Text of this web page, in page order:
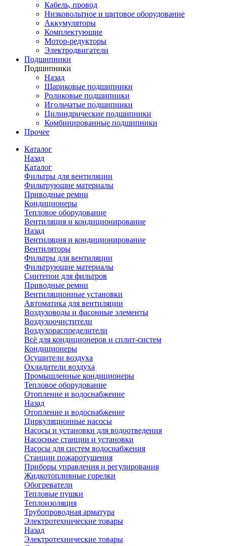
Кабель, провод
Низковольтное и щитовое оборудование
Аккумуляторы
Комплектующие
Мотор-редукторы
Электродвигатели
Подшипники
Подшипники
Назад
Шариковые подшипники
Роликовые подшипники
Игольчатые подшипники
Цилиндрические подшипники
Комбинированные подшипники
Прочее
Каталог
Назад
Каталог
Фильтры для вентиляции
Фильтрующие материалы
Приводные ремни
Кондиционеры
Тепловое оборудование
Вентиляция и кондиционирование
Назад
Вентиляция и кондиционирование
Вентиляторы
Фильтры для вентиляции
Фильтрующие материалы
Синтепон для фильтров
Приводные ремни
Вентиляционные установки
Автоматика для вентиляции
Воздуховоды и фасонные элементы
Воздухоочистители
Воздухораспределители
Всё для кондиционеров и сплит-систем
Кондиционеры
Осушители воздуха
Охладители воздуха
Промышленные кондиционеры
Тепловое оборудование
Отопление и водоснабжение
Назад
Отопление и водоснабжение
Циркуляционные насосы
Насосы и установки для водоотведения
Насосные станции и установки
Насосы для систем водоснабжения
Станции пожаротушения
Приборы управления и регулирования
Жидкотопливные горелки
Обогреватели
Тепловые пушки
Теплоизоляция
Трубопроводная арматура
Электротехнические товары
Назад
Электротехнические товары